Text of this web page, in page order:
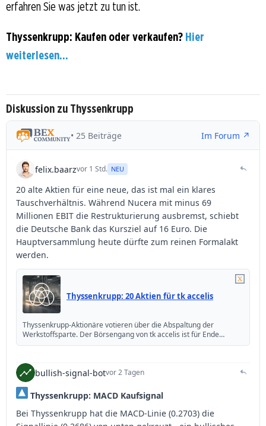
erfahren Sie was jetzt zu tun ist.
Thyssenkrupp: Kaufen oder verkaufen? Hier
weiterlesen...
Diskussion zu Thyssenkrupp